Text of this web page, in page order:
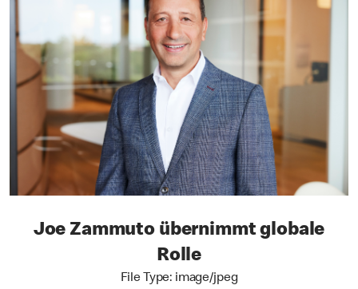
Joe Zammuto übernimmt globale
Rolle
File Type: image/jpeg